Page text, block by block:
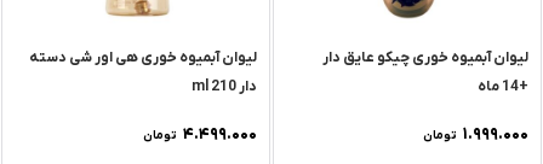
لیوان آبمیوه خوری چیکو عایق دار
+14 ماه
۱.۹۹۹.۰۰۰ تومان
لیوان آبمیوه خوری هی اور شی دسته
دار 210 ml
۴.۴۹۹.۰۰۰ تومان